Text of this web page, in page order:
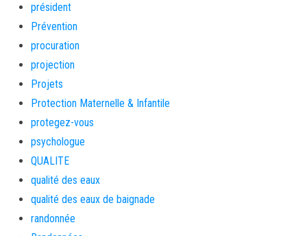
président
Prévention
procuration
projection
Projets
Protection Maternelle & Infantile
protegez-vous
psychologue
QUALITE
qualité des eaux
qualité des eaux de baignade
randonnée